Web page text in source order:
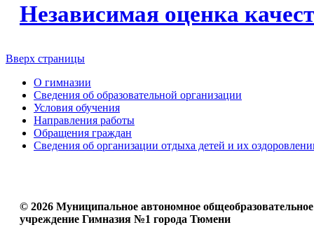
Независимая оценка
Вверх страницы
О гимназии
Сведения об образовательной организации
Условия обучения
Направления работы
Обращения граждан
Сведения об организации отдыха детей и их
© 2026 Муниципальное автономное общеобразовательное
учреждение Гимназия №1 города Тюмени